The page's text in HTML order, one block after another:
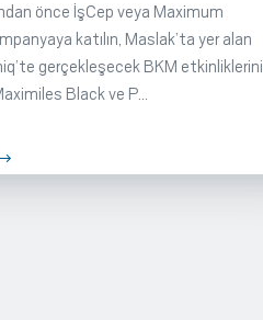
önce İşCep veya Maximum
katılın, Maslak’ta yer alan
gerçekleşecek BKM
Black ve P...